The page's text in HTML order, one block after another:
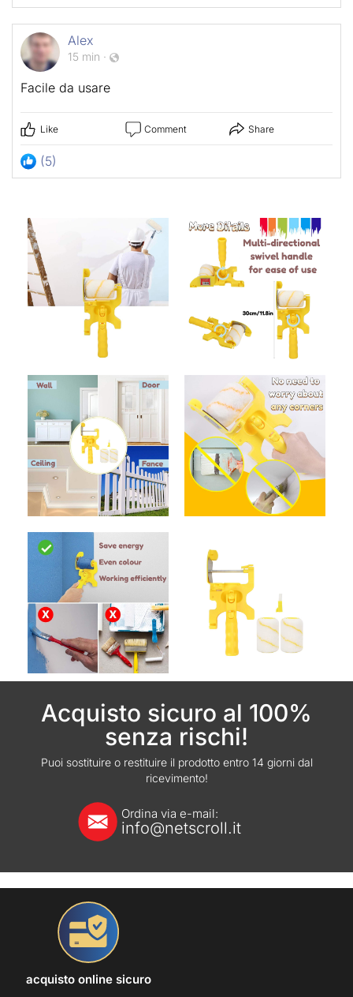
Alex
15 min ·
Facile da usare
Like Comment Share
(5)
Acquisto sicuro al 100%
senza rischi!
Puoi sostituire o restituire il prodotto entro 14 giorni dal
ricevimento!
Ordina via e-mail:
info@netscroll.it
acquisto online sicuro